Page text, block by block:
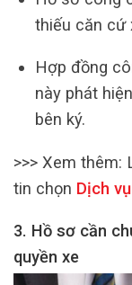
thiếu căn cứ
Hợp đồng
này phát
bên ký.
>>> Xem thêm:
tin chọn Dịch
3. Hồ sơ cần
quyền xe